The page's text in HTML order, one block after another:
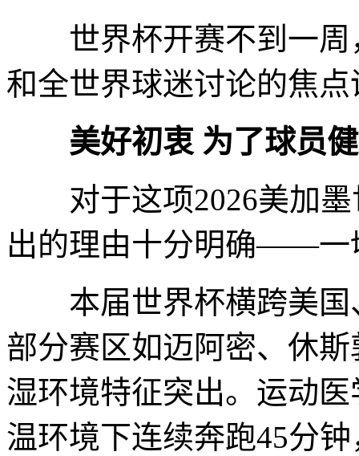
世界杯开赛不到一周
和全世界球迷讨论的焦点
美好初衷 为了球员
对于这项2026美加墨
出的理由十分明确——一
本届世界杯横跨美国
部分赛区如迈阿密、休
湿环境特征突出。运动
温环境下连续奔跑45分